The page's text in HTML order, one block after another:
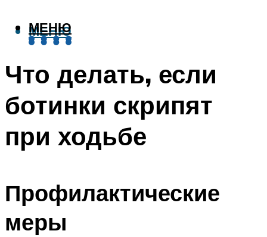
МЕНЮ
МЕНЮ
Что делать, если
ботинки скрипят
при ходьбе
Профилактические
меры